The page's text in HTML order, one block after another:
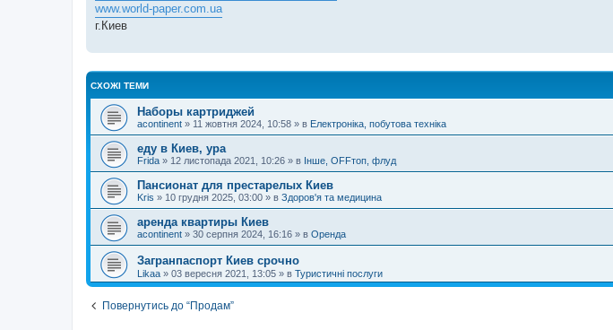
www.world-paper.com.ua
г.Киев
СХОЖІ ТЕМИ
Наборы картриджей
acontinent » 11 жовтня 2024, 10:58 » в Електроніка, побутова техніка
еду в Киев, ура
Frida » 12 листопада 2021, 10:26 » в Інше, OFFтоп, флуд
Пансионат для престарелых Киев
Kris » 10 грудня 2025, 03:00 » в Здоров'я та медицина
аренда квартиры Киев
acontinent » 30 серпня 2024, 16:16 » в Оренда
Загранпаспорт Киев срочно
Likaa » 03 вересня 2021, 13:05 » в Туристичні послуги
Повернутись до “Продам”